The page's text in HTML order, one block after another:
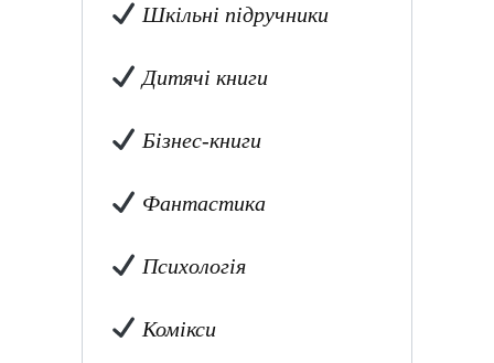
Шкільні підручники
Дитячі книги
Бізнес-книги
Фантастика
Психологія
Комікси